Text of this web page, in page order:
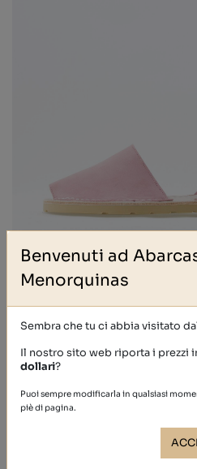
39,40
Benvenuti ad
Menorquinas
Sembra che tu ci abbia visitato
Il nostro sito web riporta i prezzi
dollari?
Puoi sempre modificarla in qualsiasi
piè di pagina.